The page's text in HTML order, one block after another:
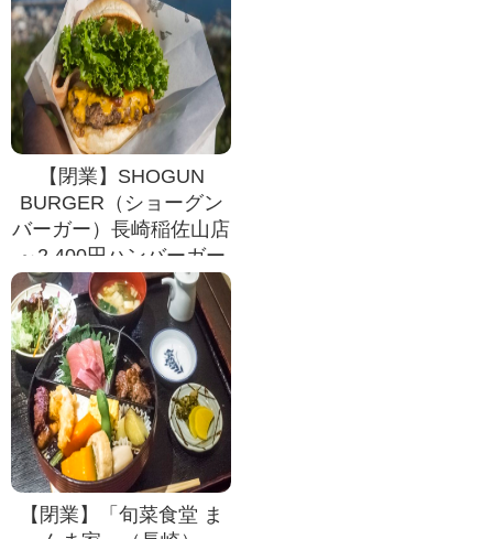
【閉業】SHOGUN
BURGER（ショーグン
バーガー）長崎稲佐山店
～2,400円ハンバーガー
爆食
【閉業】「旬菜食堂 ま